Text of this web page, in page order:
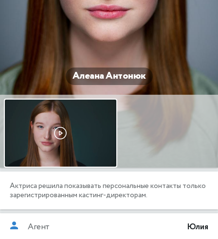
Алеана Антонюк
Актриса решила показывать персональные контакты только
зарегистрированным кастинг-директорам.
Агент Юлия